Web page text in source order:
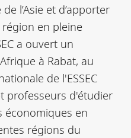
l’Asie et d’apporter
en pleine
a ouvert un
à Rabat, au
de l'ESSEC
professeurs d'étudier
économiques en
régions du